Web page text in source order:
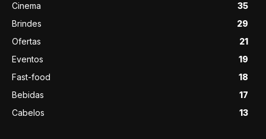
Cinema
35
Brindes
29
Ofertas
21
Eventos
19
Fast-food
18
Bebidas
17
Cabelos
13